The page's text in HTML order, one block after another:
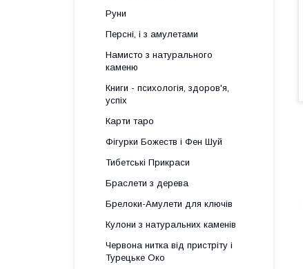
Руни
Персні, і з амулетами
Намисто з натурального
каменю
Книги - психологія, здоров'я,
успіх
Карти таро
Фігурки Божеств і Фен Шуй
Тибетські Прикраси
Браслети з дерева
Брелоки-Амулети для ключів
Кулони з натуральних каменів
Червона нитка від пристріту і
Турецьке Око